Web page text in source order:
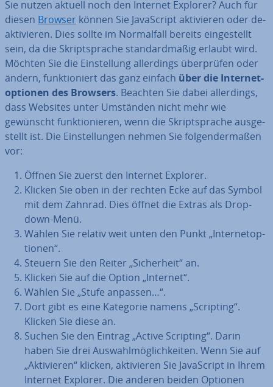
Sie nutzen aktuell noch den Internet Explorer? Auch für
diesen Browser können Sie Ja­va­Script ak­ti­vie­ren oder de­
ak­ti­vie­ren. Dies sollte im Nor­mal­fall bereits ein­ge­stellt
sein, da die Skript­spra­che stan­dard­mä­ßig erlaubt wird.
Möchten Sie die Ein­stel­lung al­ler­dings über­prü­fen oder
ändern, funk­tio­niert das ganz einfach über die In­ter­net­
op­tio­nen des Browsers. Beachten Sie dabei al­ler­dings,
dass Websites unter Umständen nicht mehr wie
gewünscht funk­tio­nie­ren, wenn die Skript­spra­che aus­ge­
stellt ist. Die Ein­stel­lun­gen nehmen Sie fol­gen­der­ma­ßen
vor:
Öffnen Sie zuerst den Internet Explorer.
Klicken Sie oben in der rechten Ecke auf das Symbol
mit dem Zahnrad. Dies öffnet die Extras als Drop-
down-Menü.
Wählen Sie relativ weit unten den Punkt „In­ter­net­op­
tio­nen“.
Steuern Sie den Reiter „Si­cher­heit“ an.
Klicken Sie auf die Option „Internet“.
Wählen Sie „Stufe anpassen…“.
Dort gibt es eine Kategorie namens „Scripting“.
Klicken Sie diese an.
Suchen Sie den Eintrag „Active Scripting“. Darin
haben Sie drei Aus­wahl­mög­lich­kei­ten. Wenn Sie auf
„Ak­ti­vie­ren“ klicken, ak­ti­vie­ren Sie Ja­va­Script in Ihrem
Internet Explorer. Die anderen beiden Optionen